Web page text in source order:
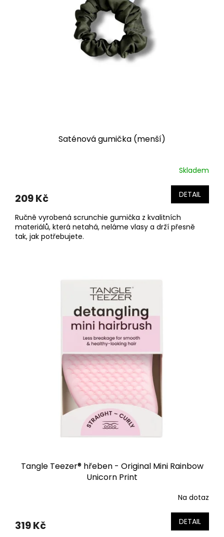
Saténová gumička (menší)
Skladem
209 Kč DETAIL
Ručně vyrobená scrunchie gumička z kvalitních
materiálů, která netahá, neláme vlasy a drží přesně
tak, jak potřebujete.
Tangle Teezer® hřeben - Original Mini Rainbow
Unicorn Print
Na dotaz
319 Kč DETAIL